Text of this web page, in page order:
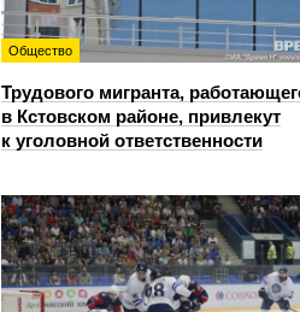
Общество
Трудового мигранта,
в Кстовском районе, привлекут
к уголовной ответственности